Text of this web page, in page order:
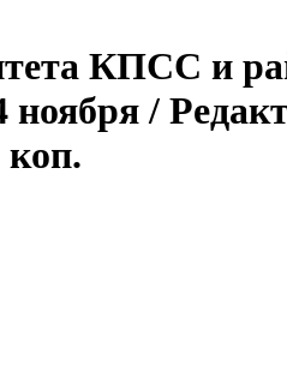
КПСС и
ноября /
коп.